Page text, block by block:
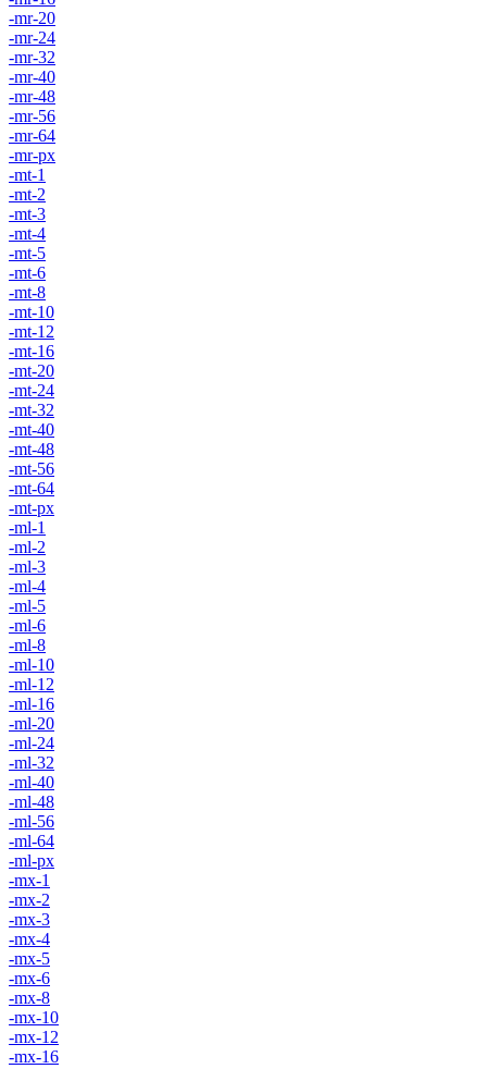
-mr-20
-mr-24
-mr-32
-mr-40
-mr-48
-mr-56
-mr-64
-mr-px
-mt-1
-mt-2
-mt-3
-mt-4
-mt-5
-mt-6
-mt-8
-mt-10
-mt-12
-mt-16
-mt-20
-mt-24
-mt-32
-mt-40
-mt-48
-mt-56
-mt-64
-mt-px
-ml-1
-ml-2
-ml-3
-ml-4
-ml-5
-ml-6
-ml-8
-ml-10
-ml-12
-ml-16
-ml-20
-ml-24
-ml-32
-ml-40
-ml-48
-ml-56
-ml-64
-ml-px
-mx-1
-mx-2
-mx-3
-mx-4
-mx-5
-mx-6
-mx-8
-mx-10
-mx-12
-mx-16